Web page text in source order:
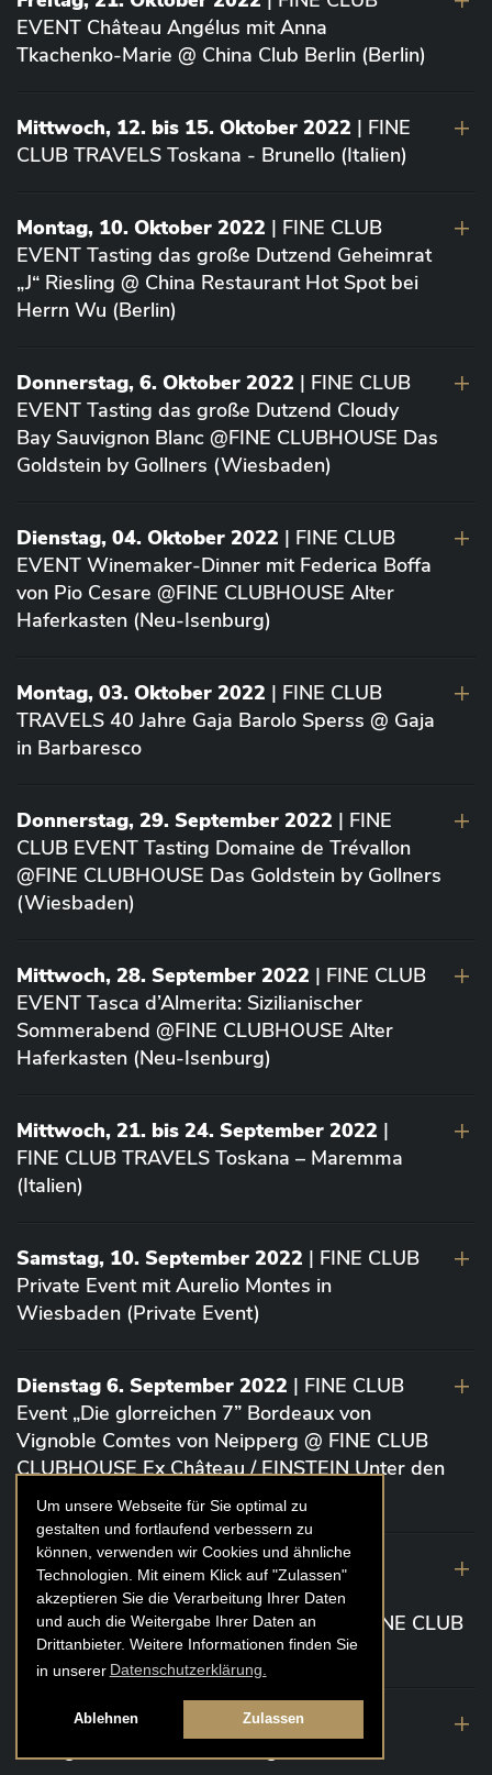
Um unsere Webseite für Sie optimal zu
gestalten und fortlaufend verbessern zu
können, verwenden wir Cookies und ähnliche
Technologien. Mit einem Klick auf "Zulassen"
akzeptieren Sie die Verarbeitung Ihrer Daten
und auch die Weitergabe Ihrer Daten an
Drittanbieter. Weitere Informationen finden Sie
in unserer Datenschutzerklärung.
Ablehnen Zulassen
EVENT Château Angélus mit Anna
Tkachenko-Marie @ China Club Berlin (Berlin)
Mittwoch, 12. bis 15. Oktober 2022 | FINE
CLUB TRAVELS Toskana - Brunello (Italien)
Montag, 10. Oktober 2022 | FINE CLUB
EVENT Tasting das große Dutzend Geheimrat
„J“ Riesling @ China Restaurant Hot Spot bei
Herrn Wu (Berlin)
Donnerstag, 6. Oktober 2022 | FINE CLUB
EVENT Tasting das große Dutzend Cloudy
Bay Sauvignon Blanc @FINE CLUBHOUSE Das
Goldstein by Gollners (Wiesbaden)
Dienstag, 04. Oktober 2022 | FINE CLUB
EVENT Winemaker-Dinner mit Federica Boffa
von Pio Cesare @FINE CLUBHOUSE Alter
Haferkasten (Neu-Isenburg)
Montag, 03. Oktober 2022 | FINE CLUB
TRAVELS 40 Jahre Gaja Barolo Sperss @ Gaja
in Barbaresco
Donnerstag, 29. September 2022 | FINE
CLUB EVENT Tasting Domaine de Trévallon
@FINE CLUBHOUSE Das Goldstein by Gollners
(Wiesbaden)
Mittwoch, 28. September 2022 | FINE CLUB
EVENT Tasca d’Almerita: Sizilianischer
Sommerabend @FINE CLUBHOUSE Alter
Haferkasten (Neu-Isenburg)
Mittwoch, 21. bis 24. September 2022 |
FINE CLUB TRAVELS Toskana – Maremma
(Italien)
Samstag, 10. September 2022 | FINE CLUB
Private Event mit Aurelio Montes in
Wiesbaden (Private Event)
Dienstag 6. September 2022 | FINE CLUB
Event „Die glorreichen 7” Bordeaux von
Vignoble Comtes von Neipperg @ FINE CLUB
CLUBHOUSE Ex Château / EINSTEIN Unter den
Linden (Berlin)
19. August 2022| FINE CLUB Academy
Caviar „Die glorreichen 7“ Riesling Große
Gewächse von der Mosel aus 2020 @ FINE CLUB
Clubhouse Prunier Cologne (Köln)
29. Juli 2022
| Weinbergwanderung
Weingüter Geheimrat J. Wegeler